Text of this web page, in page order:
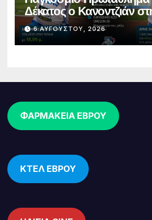
Δέκατος ο Κανοντζιάν
σφαιροβολία – Άτυχος ο
Παπαδόπουλος στον
6 ΑΥΓΟΎΣΤΟΥ, 2026
ΦΑΡΜΑΚΕΙΑ ΕΒΡΟΥ
ΚΤΕΛ ΕΒΡΟΥ